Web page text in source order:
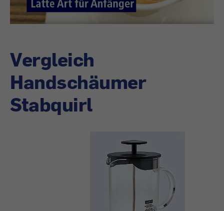
Vergleich
Handschäumer
Stabquirl